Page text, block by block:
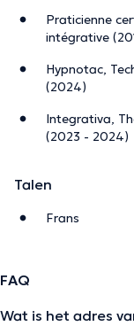
Praticienne
intégrative
Hypnotac,
(2024)
Integrativa,
(2023 - 2024)
Talen
Frans
FAQ
Wat is het adres